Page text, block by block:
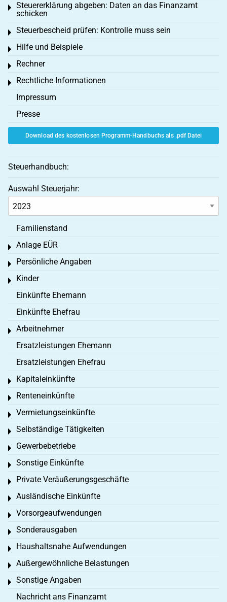
Steuererklärung abgeben: Daten an das Finanzamt
schicken
Toggle menu
Steuerbescheid prüfen: Kontrolle muss sein
Toggle menu
Hilfe und Beispiele
Toggle menu
Rechner
Toggle menu
Rechtliche Informationen
Toggle menu
Impressum
Presse
Download des kostenlosen Programm-Handbuchs als .pdf Datei
Steuerhandbuch:
Auswahl Steuerjahr:
Familienstand
Anlage EÜR
Toggle menu
Persönliche Angaben
Toggle menu
Kinder
Toggle menu
Einkünfte Ehemann
Einkünfte Ehefrau
Arbeitnehmer
Toggle menu
Ersatzleistungen Ehemann
Ersatzleistungen Ehefrau
Kapitaleinkünfte
Toggle menu
Renteneinkünfte
Toggle menu
Vermietungseinkünfte
Toggle menu
Selbständige Tätigkeiten
Toggle menu
Gewerbebetriebe
Toggle menu
Sonstige Einkünfte
Toggle menu
Private Veräußerungsgeschäfte
Toggle menu
Ausländische Einkünfte
Toggle menu
Vorsorgeaufwendungen
Toggle menu
Sonderausgaben
Toggle menu
Haushaltsnahe Aufwendungen
Toggle menu
Außergewöhnliche Belastungen
Toggle menu
Sonstige Angaben
Toggle menu
Nachricht ans Finanzamt